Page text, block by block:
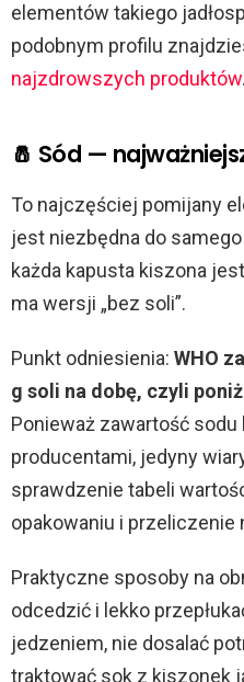
elementów takiego
podobnym profilu
najzdrowszych produktów.
🧂 Sód —
To najczęściej pomijany
jest niezbędna do
każda kapusta kiszona
ma wersji „bez soli”.
Punkt odniesienia: WHO
g soli na dobę, czyli
Ponieważ zawartość
producentami, jedyny
sprawdzenie tabeli
opakowaniu i przeliczenie
Praktyczne sposoby na
odcedzić i lekko
jedzeniem, nie dosalać
traktować sok z kiszonek